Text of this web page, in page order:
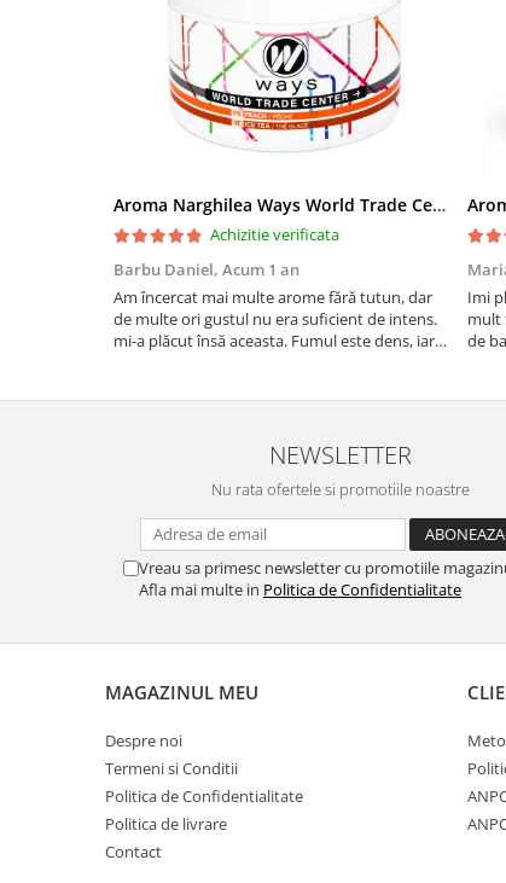
Aroma Narghilea Ways World Trade Center - Piersica cu Ice Tea, 200gr
Achizitie verificata
Barbu Daniel, Acum 1 an
Am încercat mai multe arome fără tutun, dar
de multe ori gustul nu era suficient de intens.
mi-a plăcut însă aceasta. Fumul este dens, iar
de sati...
Imi
mult
de
NEWSLETTER
Nu rata ofertele si promotiile noastre
Vreau sa primesc newsletter cu promotiile
Afla mai multe in Politica de Confidentialitate
MAGAZINUL MEU
Despre noi
Termeni si Conditii
Politica de Confidentialitate
Politica de livrare
Contact